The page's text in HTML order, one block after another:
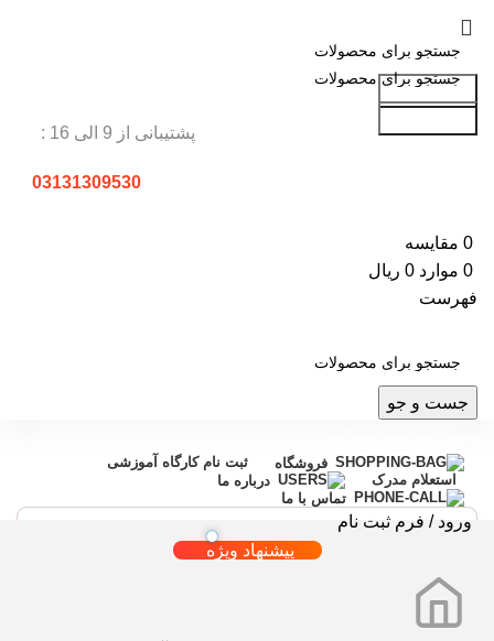
جست و جو
پشتیبانی از 9 الی 16 :
03131309530
0 مقایسه
0 موارد 0 ریال
فهرست
جست و جو
فروشگاه
ثبت نام کارگاه آموزشی
استعلام مدرک
درباره ما
تماس با ما
ورود / فرم ثبت نام
پیشنهاد ویژه